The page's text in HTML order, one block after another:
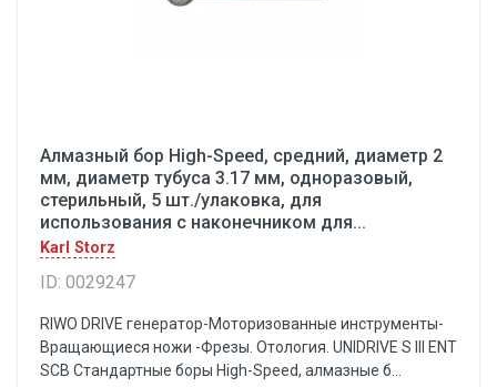
Алмазный бор High-Speed, средний, диаметр 2
мм, диаметр тубуса 3.17 мм, одноразовый,
стерильный, 5 шт./улаковка, для
использования с наконечником для...
Karl Storz
ID: 0029247
RIWO DRIVE генератор-Моторизованные инструменты-
Вращающиеся ножи -Фрезы. Отология. UNIDRIVE S III ENT
SCB Стандартные боры High-Speed, алмазные б...